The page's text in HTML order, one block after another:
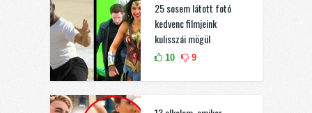
25 sosem látott fotó
kedvenc filmjeink
kulisszái mögül
10 9